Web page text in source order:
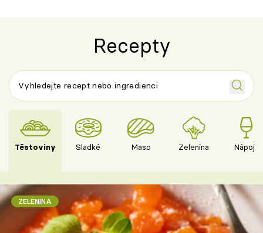
Recepty
Těstoviny Sladké Maso Zelenina Nápoje
ZELENINA